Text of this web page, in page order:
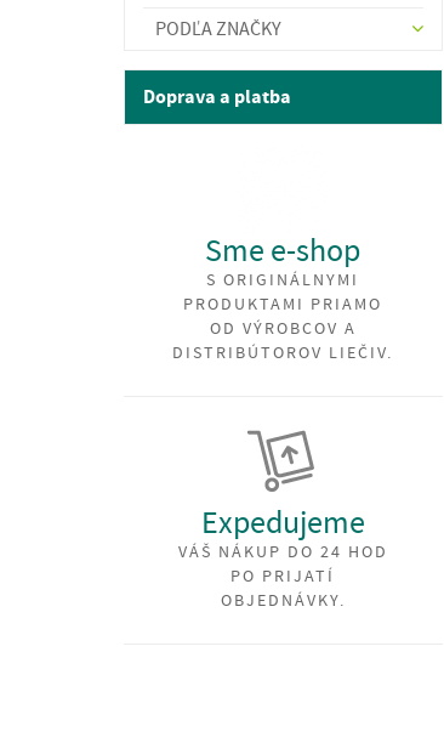
PODĽA ZNAČKY
Doprava a platba
Sme e-shop
S ORIGINÁLNYMI
PRODUKTAMI PRIAMO
OD VÝROBCOV A
DISTRIBÚTOROV LIEČIV.
Expedujeme
VÁŠ NÁKUP DO 24 HOD
PO PRIJATÍ
OBJEDNÁVKY.